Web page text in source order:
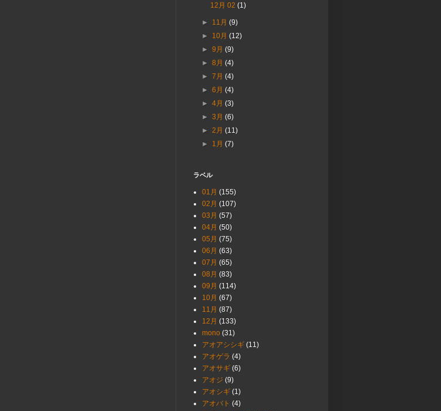
12月 02 (1)
► 11月(9)
► 10月(12)
►9月(9)
►8月(4)
►7月(4)
►6月(4)
►4月(3)
►3月(6)
► 2月(11)
► 1月(7)
ラベル
01月 (155)
02月 (107)
03月 (57)
04月 (50)
05月 (75)
06月 (63)
07月 (65)
08月 (83)
09月 (114)
10月 (67)
11月 (87)
12月 (133)
mono (31)
アオアシシギ (11)
アオゲラ (4)
アオサギ (6)
アオジ (9)
アオシギ (1)
アオバト (4)